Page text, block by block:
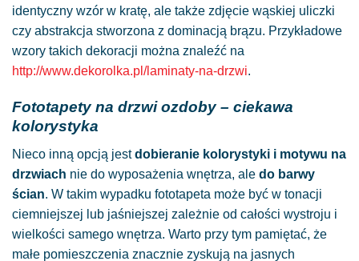
identyczny wzór w kratę, ale także zdjęcie wąskiej uliczki
czy abstrakcja stworzona z dominacją brązu. Przykładowe
wzory takich dekoracji można znaleźć na
http://www.dekorolka.pl/laminaty-na-drzwi.
Fototapety na drzwi ozdoby – ciekawa
kolorystyka
Nieco inną opcją jestdobieranie kolorystyki i motywu na
drzwiach nie do wyposażenia wnętrza, ale do barwy
ścian. W takim wypadku fototapeta może być w tonacji
ciemniejszej lub jaśniejszej zależnie od całości wystroju i
wielkości samego wnętrza. Warto przy tym pamiętać, że
małe pomieszczenia znacznie zyskują na jasnych